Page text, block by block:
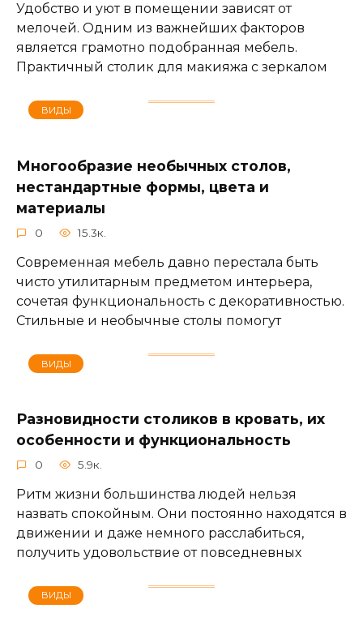
Удобство и уют в помещении зависят от
мелочей. Одним из важнейших факторов
является грамотно подобранная мебель.
Практичный столик для макияжа с зеркалом
ВИДЫ
Многообразие необычных столов,
нестандартные формы, цвета и
материалы
0 15.3к.
Современная мебель давно перестала быть
чисто утилитарным предметом интерьера,
сочетая функциональность с декоративностью.
Стильные и необычные столы помогут
ВИДЫ
Разновидности столиков в кровать, их
особенности и функциональность
0 5.9к.
Ритм жизни большинства людей нельзя
назвать спокойным. Они постоянно находятся в
движении и даже немного расслабиться,
получить удовольствие от повседневных
ВИДЫ